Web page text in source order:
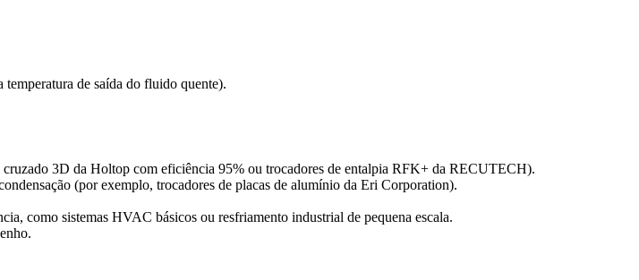
de saída do fluido quente).
3D da Holtop com eficiência 95% ou trocadores de entalpia RFK+ da RECUTECH).
(por exemplo, trocadores de placas de alumínio da Eri Corporation).
como sistemas HVAC básicos ou resfriamento industrial de pequena escala.